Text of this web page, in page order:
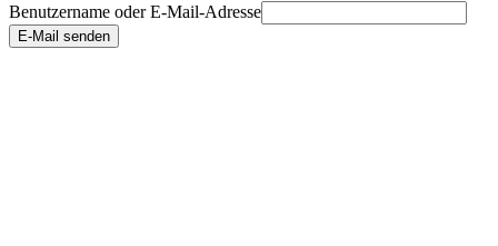
Benutzername oder E-Mail-Adresse
E-Mail senden